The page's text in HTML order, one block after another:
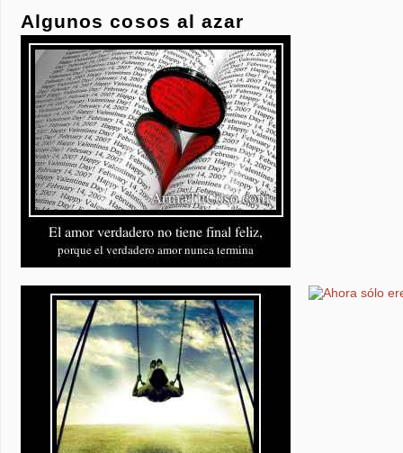
Algunos cosos al azar